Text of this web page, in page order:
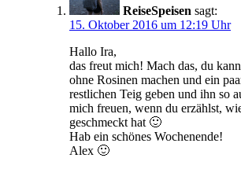
ReiseSpeisen sagt:
15. Oktober 2016 um 12:19 Uhr
Hallo Ira,
das freut mich! Mach das, du
ohne Rosinen machen und ein
restlichen Teig geben und ihn so
mich freuen, wenn du erzählst,
geschmeckt hat 🙂
Hab ein schönes Wochenende!
Alex 🙂